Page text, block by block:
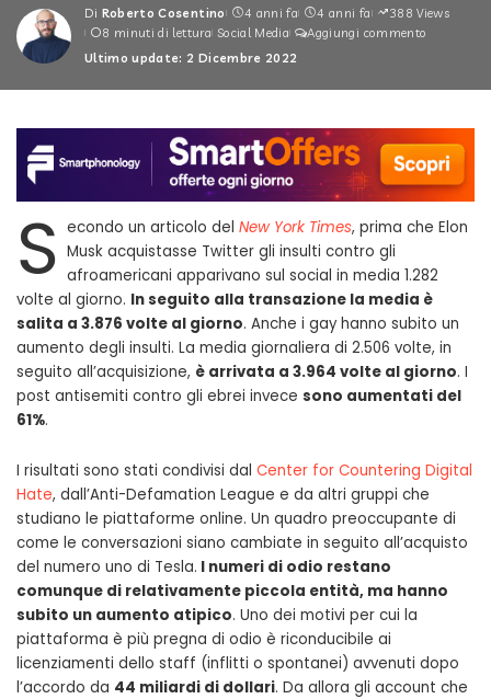
Posted
by
Di Roberto Cosentino 4 anni fa 4 anni fa
388 Views
8 minuti di lettura Social Media
Aggiungi commento
Ultimo update: 2 Dicembre 2022
S econdo un articolo del New York Times, prima che Elon
Musk acquistasse Twitter gli insulti contro gli
afroamericani apparivano sul social in media 1.282
volte al giorno. In seguito alla transazione la media è
salita a 3.876 volte al giorno. Anche i gay hanno subito un
aumento degli insulti. La media giornaliera di 2.506 volte, in
seguito all’acquisizione, è arrivata a 3.964 volte al giorno. I
post antisemiti contro gli ebrei invece sono aumentati del
61%.
I risultati sono stati condivisi dal Center for Countering Digital
Hate, dall’Anti-Defamation League e da altri gruppi che
studiano le piattaforme online. Un quadro preoccupante di
come le conversazioni siano cambiate in seguito all’acquisto
del numero uno di Tesla. I numeri di odio restano
comunque di relativamente piccola entità, ma hanno
subito un aumento atipico. Uno dei motivi per cui la
piattaforma è più pregna di odio è riconducibile ai
licenziamenti dello staff (inflitti o spontanei) avvenuti dopo
l’accordo da 44 miliardi di dollari. Da allora gli account che